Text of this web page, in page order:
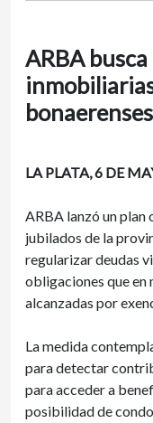
ARBA
bonaerenses
LA PLATA, 6 DE
ARBA lanzó un plan
jubilados de la
regularizar deudas
obligaciones que en
alcanzadas por
La medida
para detectar
para acceder a
posibilidad de